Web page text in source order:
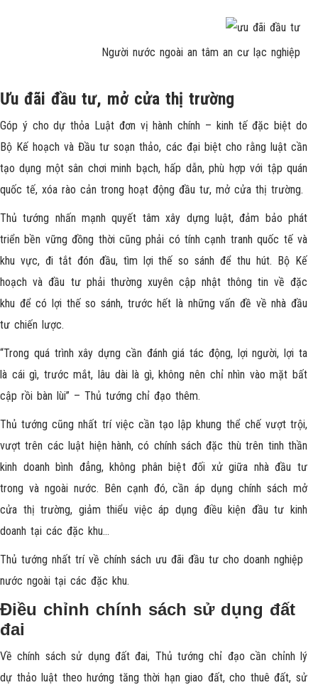
Người nước ngoài an tâm an cư lạc nghiệp
Ưu đãi đầu tư, mở cửa thị trường
Góp ý cho dự thỏa Luật đơn vị hành chính – kinh tế đặc biệt do
Bộ Kế hoạch và Đầu tư soạn thảo, các đại biệt cho rằng luật cần
tạo dụng một sân chơi minh bạch, hấp dẫn, phù hợp với tập quán
quốc tế, xóa rào cản trong hoạt động đầu tư, mở cửa thị trường.
Thủ tướng nhấn mạnh quyết tâm xây dựng luật, đảm bảo phát
triển bền vững đồng thời cũng phải có tính cạnh tranh quốc tế và
khu vực, đi tắt đón đầu, tìm lợi thế so sánh để thu hút. Bộ Kế
hoạch và đầu tư phải thường xuyên cập nhật thông tin về đặc
khu để có lợi thế so sánh, trước hết là những vấn đề về nhà đầu
tư chiến lược.
“Trong quá trình xây dựng cần đánh giá tác động, lợi người, lợi ta
là cái gì, trước mắt, lâu dài là gì, không nên chỉ nhìn vào mặt bất
cập rồi bàn lùi” – Thủ tướng chỉ đạo thêm.
Thủ tướng cũng nhất trí việc cần tạo lập khung thể chế vượt trội,
vượt trên các luật hiện hành, có chính sách đặc thù trên tinh thần
kinh doanh bình đẳng, không phân biệt đối xử giữa nhà đầu tư
trong và ngoài nước. Bên cạnh đó, cần áp dụng chính sách mở
cửa thị trường, giảm thiểu việc áp dụng điều kiện đầu tư kinh
doanh tại các đặc khu…
Thủ tướng nhất trí về chính sách ưu đãi đầu tư cho doanh nghiệp
nước ngoài tại các đặc khu.
Điều chỉnh chính sách sử dụng đất
đai
Về chính sách sử dụng đất đai, Thủ tướng chỉ đạo cần chỉnh lý
dự thảo luật theo hướng tăng thời hạn giao đất, cho thuê đất, sử